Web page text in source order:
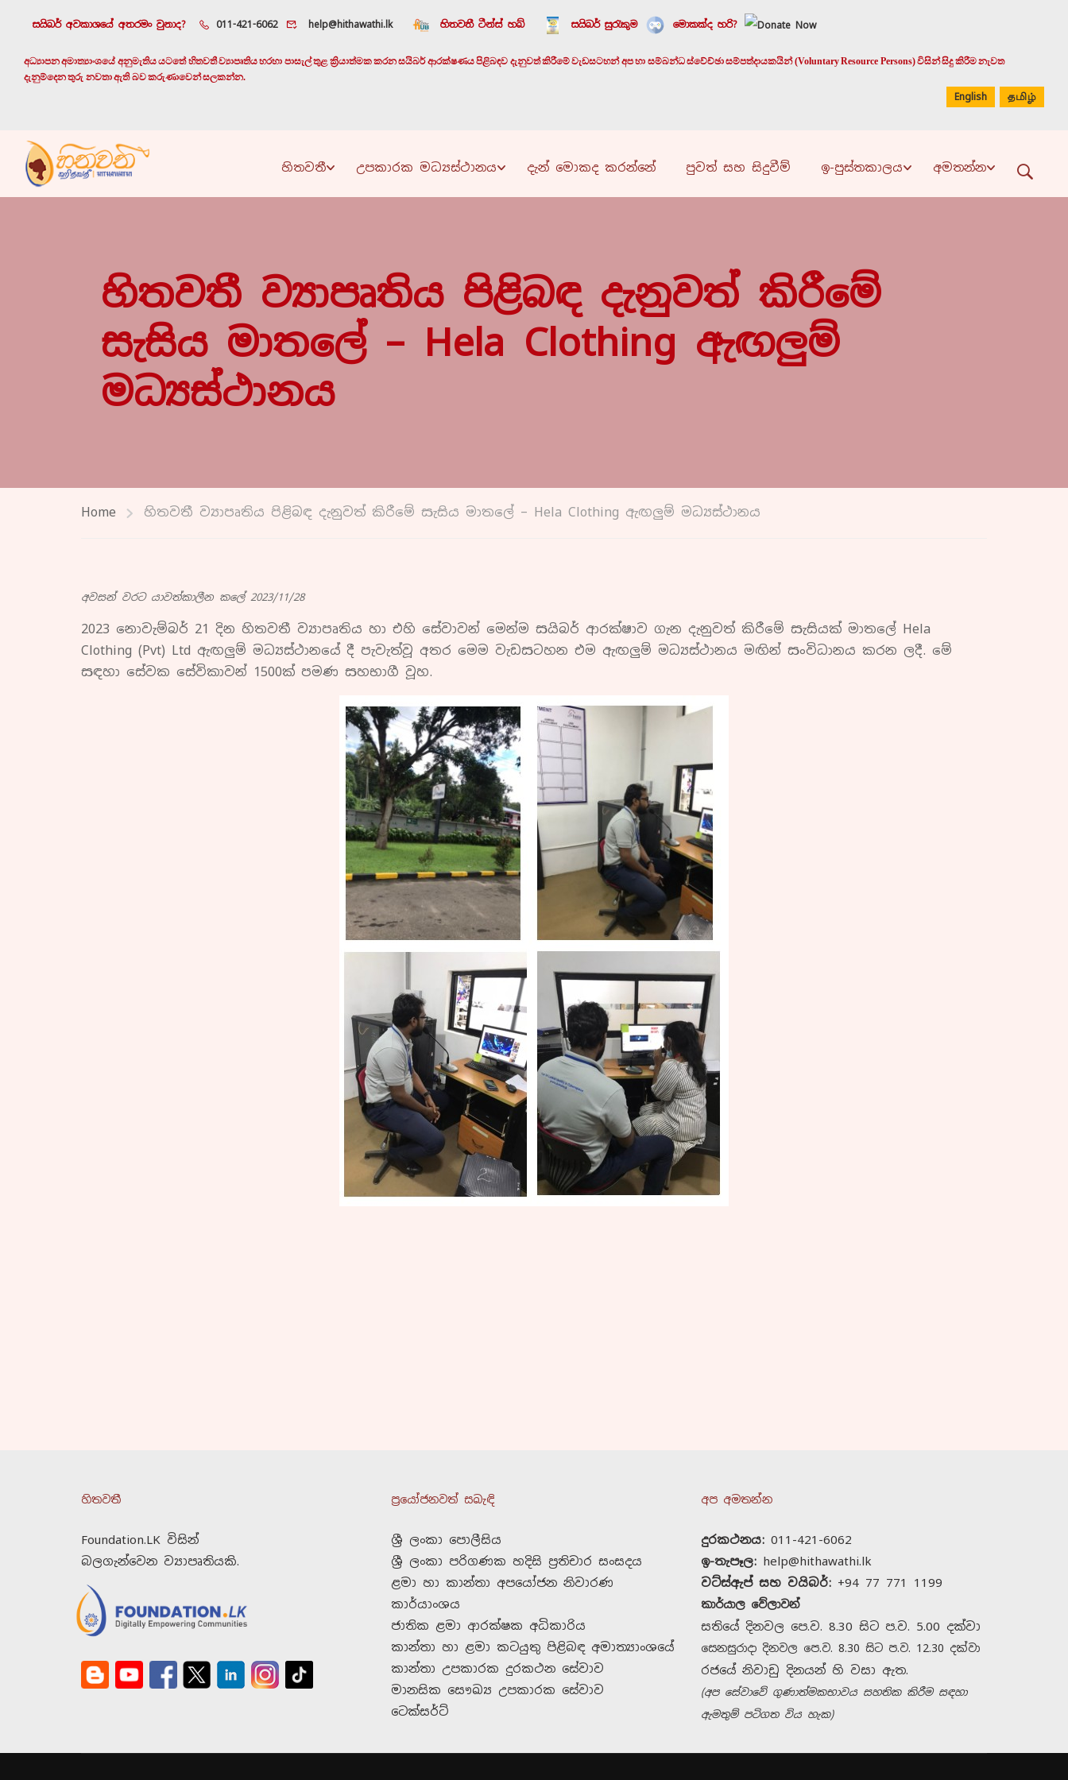
සයිබර් අවකාශයේ අතරමං වුනාද? 011-421-6062 help@hithawathi.lk හිතවතී ටීන්ස් හබ් සයිබර් සුරැකුම මොකක්ද හරි?
අධ්‍යාපන අමාත්‍යාංශයේ අනුමැතිය යටතේ හිතවතී ව්‍යාපෘතිය හරහා පාසැල් තුළ ක්‍රියාත්මක කරන සයිබර් ආරක්ෂණය පිළිබඳව දැනුවත් කිරීමේ වැඩසටහන් අප හා සම්බන්ධ ස්වේච්ඡා සම්පත්දායකයින් (Voluntary Resource Persons) විසින් සිදු කිරීම නැවත
දැනුම්දෙන තුරු නවතා ඇති බව කරුණාවෙන් සලකන්න.
English தமிழ்
හිතවතී උපකාරක මධ්‍යස්ථානය දැන් මොකද කරන්නේ පුවත් සහ සිදුවීම් ඉ-පුස්තකාලය අමතන්න
හිතවතී ව්‍යාපෘතිය පිළිබඳ දැනුවත් කිරීමේ
සැසිය මාතලේ – Hela Clothing ඇඟලුම්
මධ්‍යස්ථානය
Home හිතවතී ව්‍යාපෘතිය පිළිබඳ දැනුවත් කිරීමේ සැසිය මාතලේ – Hela Clothing ඇඟලුම් මධ්‍යස්ථානය
අවසන් වරට යාවත්කාලීන කලේ 2023/11/28
2023 නොවැම්බර් 21 දින හිතවතී ව්‍යාපෘතිය හා එහි සේවාවන් මෙන්ම සයිබර් ආරක්ෂාව ගැන දැනුවත් කිරීමේ සැසියක් මාතලේ Hela
Clothing (Pvt) Ltd ඇඟලුම් මධ්‍යස්ථානයේ දී පැවැත්වූ අතර මෙම වැඩසටහන එම ඇඟලුම් මධ්‍යස්ථානය මඟින් සංවිධානය කරන ලදී. මේ
සඳහා සේවක සේවිකාවන් 1500ක් පමණ සහභාගී වූහ.
හිතවතී
Foundation.LK විසින්
බලගැන්වෙන ව්‍යාපෘතියකි.
ප්‍රයෝජනවත් සබැඳි
ශ්‍රී ලංකා පොලීසිය
ශ්‍රී ලංකා පරිගණක හදිසි ප්‍රතිචාර සංසදය
ළමා හා කාන්තා අපයෝජන නිවාරණ
කාර්යාංශය
ජාතික ළමා ආරක්ෂක අධිකාරිය
කාන්තා හා ළමා කටයුතු පිළිබඳ අමාත්‍යාංශයේ
කාන්තා උපකාරක දුරකථන සේවාව
මානසික සෞඛ්‍ය උපකාරක සේවාව
ටෙක්සර්ට්
අප අමතන්න
දුරකථනය: 011-421-6062
ඉ-තැපෑල: help@hithawathi.lk
වට්ස්ඇප් සහ වයිබර්: +94 77 771 1199
කාර්යාල වේලාවන්
සතියේ දිනවල පෙ.ව. 8.30 සිට ප.ව. 5.00 දක්වා
සෙනසුරාදා දිනවල පෙ.ව. 8.30 සිට ප.ව. 12.30 දක්වා
රජයේ නිවාඩු දිනයන් හි වසා ඇත.
(අප සේවාවේ ගුණාත්මකභාවය සහතික කිරීම සඳහා
ඇමතුම් පටිගත විය හැක)
හිතවතී සමඟ සම්බන්ධ
වන්න